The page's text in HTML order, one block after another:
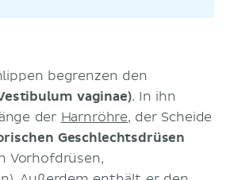
begrenzen den
vaginae). In ihn
der Harnröhre, der Scheide
Geschlechtsdrüsen
Vorhofdrüsen,